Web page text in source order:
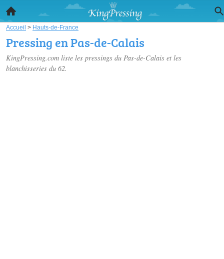
Accueil > Hauts-de-France
Pressing en Pas-de-Calais
KingPressing.com liste les pressings du Pas-de-Calais et les
blanchisseries du 62.